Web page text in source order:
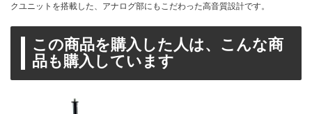
クユニットを搭載した、アナログ部にもこだわった高音質設計です。
この商品を購入した人は、こんな商
品も購入しています